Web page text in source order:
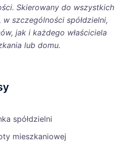
Skierowany do wszystkich
szczególności spółdzielni,
jak i każdego właściciela
lub domu.
spółdzielni
mieszkaniowej